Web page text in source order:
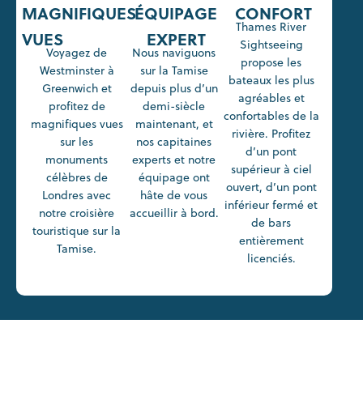
MAGNIFIQUES
VUES
Voyagez de
Westminster à
Greenwich et
profitez de
magnifiques vues
sur les
monuments
célèbres de
Londres avec
notre croisière
touristique sur la
Tamise.
ÉQUIPAGE
EXPERT
Nous naviguons
sur la Tamise
depuis plus d’un
demi-siècle
maintenant, et
nos capitaines
experts et notre
équipage ont
hâte de vous
accueillir à bord.
CONFORT
Thames River
Sightseeing
propose les
bateaux les plus
agréables et
confortables de la
rivière. Profitez
d’un pont
supérieur à ciel
ouvert, d’un pont
inférieur fermé et
de bars
entièrement
licenciés.